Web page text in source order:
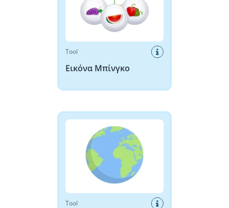
Tool
Εικόνα Μπίνγκο
Tool